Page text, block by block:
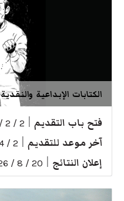
الكتابات الإبداعية والنقدية
فتح باب التقديم 2 / 2 / 2026
آخر موعد للتقديم 2 / 4 / 2026
إعلان النتائج 20 / 8 / 2026